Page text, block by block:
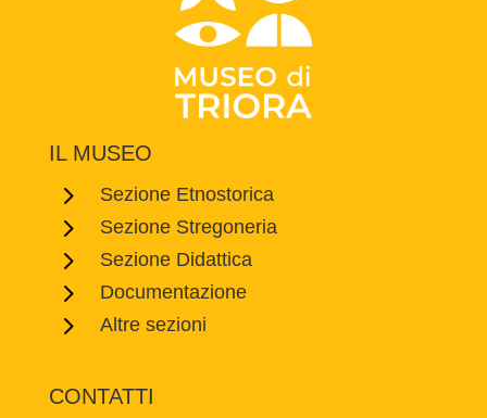
IL MUSEO
5 Sezione Etnostorica
5 Sezione Stregoneria
5 Sezione Didattica
5 Documentazione
5 Altre sezioni
CONTATTI